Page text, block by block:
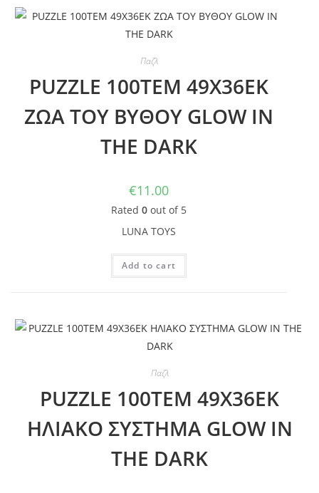
Παζλ
PUZZLE 100ΤΕΜ 49Χ36ΕΚ
ΖΩΑ ΤΟΥ ΒΥΘΟΥ GLOW IN
THE DARK
€11.00
Rated 0 out of 5
LUNA TOYS
Add to cart
Παζλ
PUZZLE 100ΤΕΜ 49Χ36ΕΚ
ΗΛΙΑΚΟ ΣΥΣΤΗΜΑ GLOW IN
THE DARK